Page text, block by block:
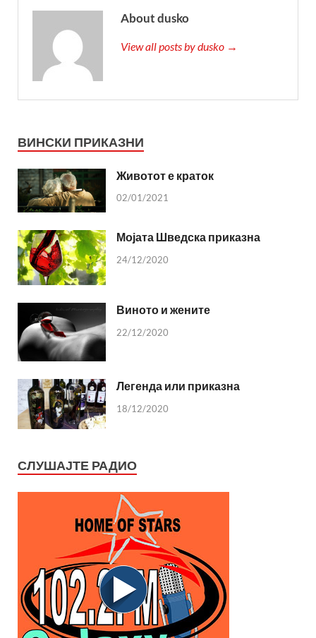
About dusko
View all posts by dusko →
ВИНСКИ ПРИКАЗНИ
Животот е краток
02/01/2021
Мојата Шведска приказна
24/12/2020
Виното и жените
22/12/2020
Легенда или приказна
18/12/2020
СЛУШАЈТЕ РАДИО